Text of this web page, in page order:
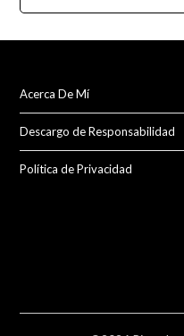
Acerca De Mí
Descargo de Responsabilidad
Política de Privacidad